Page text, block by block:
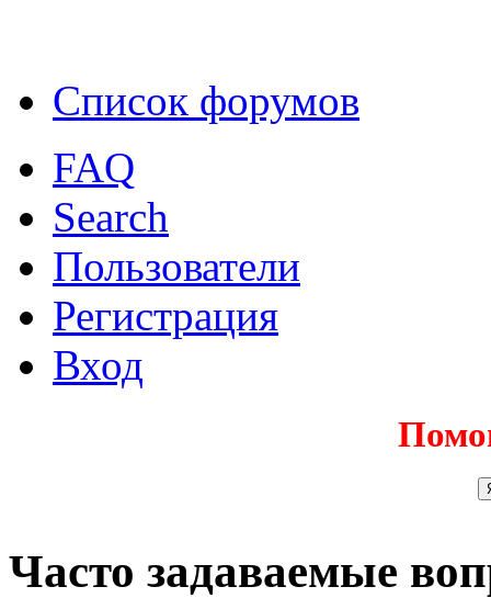
Список форумов
FAQ
Search
Пользователи
Регистрация
Вход
Часто задаваемые